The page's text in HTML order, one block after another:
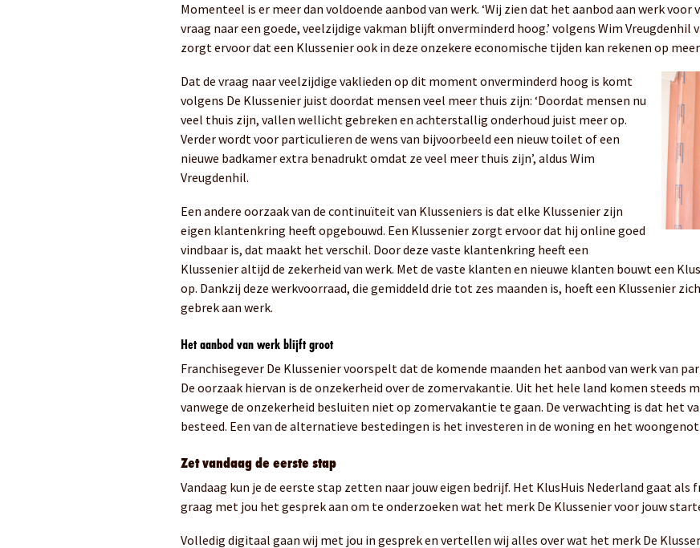
Momenteel is er meer dan voldoende aanbod van werk. ‘Wij zien dat het aanbod aan werk voor
vraag naar een goede, veelzijdige vakman blijft onverminderd hoog.’ volgens Wim Vreugdenhil
zorgt ervoor dat een Klussenier ook in deze onzekere economische tijden kan rekenen op
Dat de vraag naar veelzijdige vaklieden op dit moment onverminderd hoog is komt
volgens De Klussenier juist doordat mensen veel meer thuis zijn: ‘Doordat mensen nu
veel thuis zijn, vallen wellicht gebreken en achterstallig onderhoud juist meer op.
Verder wordt voor particulieren de wens van bijvoorbeeld een nieuw toilet of een
nieuwe badkamer extra benadrukt omdat ze veel meer thuis zijn’, aldus Wim
Vreugdenhil.
Een andere oorzaak van de continuïteit van Klusseniers is dat elke Klussenier zijn
eigen klantenkring heeft opgebouwd. Een Klussenier zorgt ervoor dat hij online goed
vindbaar is, dat maakt het verschil. Door deze vaste klantenkring heeft een
Klussenier altijd de zekerheid van werk. Met de vaste klanten en nieuwe klanten bouwt een
op. Dankzij deze werkvoorraad, die gemiddeld drie tot zes maanden is, hoeft een Klussenier
gebrek aan werk.
Het aanbod van werk blijft groot
Franchisegever De Klussenier voorspelt dat de komende maanden het aanbod van werk van
De oorzaak hiervan is de onzekerheid over de zomervakantie. Uit het hele land komen steeds
vanwege de onzekerheid besluiten niet op zomervakantie te gaan. De verwachting is dat het
besteed. Een van de alternatieve bestedingen is het investeren in de woning en het woongenot.
Zet vandaag de eerste stap
Vandaag kun je de eerste stap zetten naar jouw eigen bedrijf. Het KlusHuis Nederland gaat als
graag met jou het gesprek aan om te onderzoeken wat het merk De Klussenier voor jouw
Volledig digitaal gaan wij met jou in gesprek en vertellen wij alles over wat het merk De